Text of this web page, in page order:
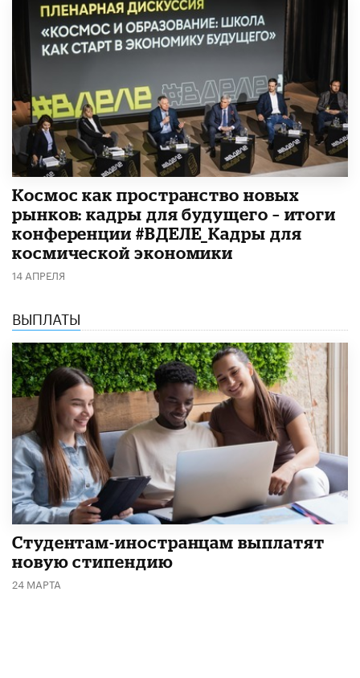
Космос как пространство новых
рынков: кадры для будущего – итоги
конференции #ВДЕЛЕ_Кадры для
космической экономики
14 АПРЕЛЯ
ВЫПЛАТЫ
Студентам-иностранцам выплатят
новую стипендию
24 МАРТА